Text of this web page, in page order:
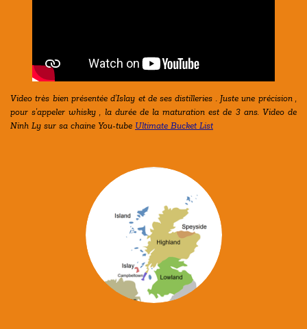
Video très bien présentée d'Islay et de ses distilleries . Juste une précision ,
pour s'appeler whisky , la durée de la maturation est de 3 ans. Video de
Ninh Ly sur sa chaine You-tube Ultimate Bucket List